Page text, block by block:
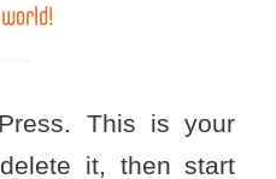
This is your
it, then start